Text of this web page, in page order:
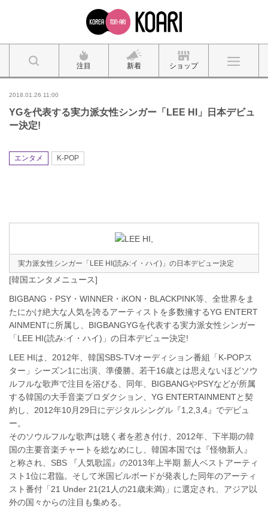
注目 新着 ショップ
2018.01.26 11:00
YGを代表する実力派女性シンガー「LEE HI」日本デビュ
ー決定!
エンタメ K-POP
実力派女性シンガー「LEE HI(読み:イ・ハイ)」の日本デビュー決定
[韓国エンタメニュース]
BIGBANG・PSY・WINNER・iKON・BLACKPINK等、全世界をま
たにかけ絶大な人気を誇るアーティストを多数擁するYG ENTERT
AINMENTに所属し、BIGBANGYGを代表する実力派女性シンガー
「LEE HI(読み:イ・ハイ)」の日本デビュー決定!
LEE HIは、2012年、韓国SBS-TVオーディション番組「K-POPス
ター」シーズン1に出演、準優勝。若干16歳とは思えないほどソウ
ルフルな歌声で注目を浴びる、同年、BIGBANGやPSYなどが所属
する韓国の大手音楽プロダクション、YG ENTERTAINMENTと契
約し、2012年10月29日にデジタルシングル『1,2,3,4』でデビュ
ー。
そのソウルフルな歌声は聴く者を惹き付け、2012年、下半期の韓
国の主要音楽チャートを総なめにし、韓国本国では『怪物新人』
と称され、SBS 『人気歌謡』の2013年上半期 新人ベストアーティ
スト1位に君臨。そして米国ビルボードが発表した同年のアーティ
スト番付「21 Under 21(21人の21歳未満)」に選定され、アジア以
外の国々からの注目も集める。